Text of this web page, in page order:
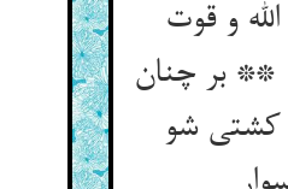
و قوت
بر چنان
کشتی شو